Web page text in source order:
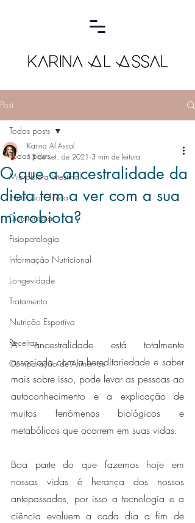
Post
Todos posts
Microbiota Intestinal
Nutrição Clínica
Dietoterapia
Fisiopatologia
Informação Nutricional
Longevidade
Tratamento
Nutrição Esportiva
Receitas
Comparação de Alimentos
Todos posts
O que a ancestralidade da
dieta tem a ver com a sua
microbiota?
Karina Al Assal
13 de set. de 2021 3 min de leitura
A ancestralidade está totalmente
associada com a hereditariedade e saber
mais sobre isso, pode levar as pessoas ao
autoconhecimento e a explicação de
muitos fenômenos biológicos e
metabólicos que ocorrem em suas vidas.
Boa parte do que fazemos hoje em
nossas vidas é herança dos nossos
antepassados, por isso a tecnologia e a
ciência evoluem a cada dia a fim de